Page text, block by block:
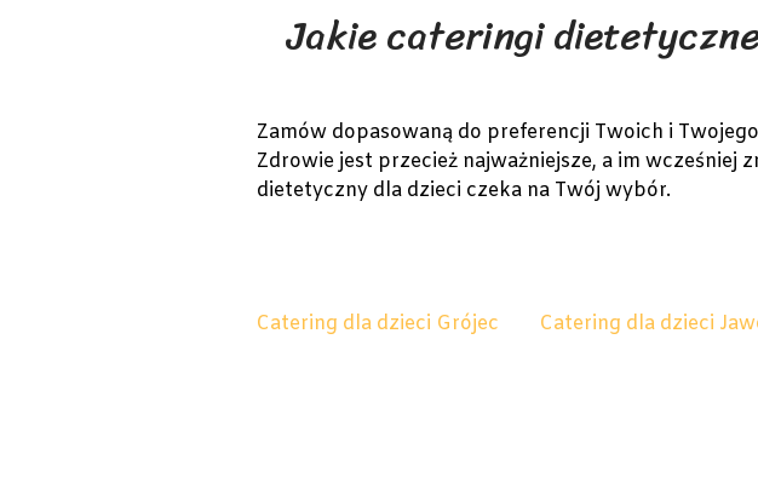
Jakie cateringi
Zamów dopasowaną do preferencji Twoich i
Zdrowie jest przecież najważniejsze, a im
dietetyczny dla dzieci czeka na Twój wybór.
Catering dla dzieci Grójec Catering dla dzieci